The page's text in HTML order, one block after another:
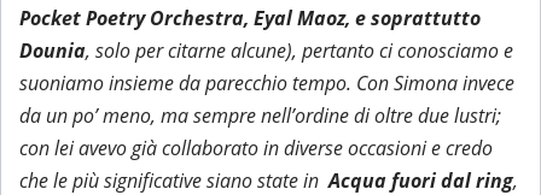
Pocket Poetry Orchestra, Eyal Maoz, e soprattutto
Dounia, solo per citarne alcune), pertanto ci conosciamo e
suoniamo insieme da parecchio tempo. Con Simona invece
da un po’ meno, ma sempre nell’ordine di oltre due lustri;
con lei avevo già collaborato in diverse occasioni e credo
che le più significative siano state inAcqua fuori dal ring,